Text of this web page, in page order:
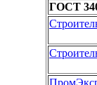
ГОСТ